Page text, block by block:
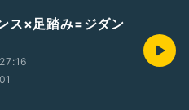
ス×足踏み=ジダン